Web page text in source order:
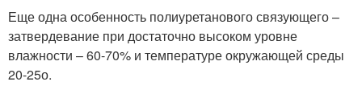
Еще одна особенность полиуретанового связующего –
затвердевание при достаточно высоком уровне
влажности – 60-70% и температуре окружающей среды
20-25о.